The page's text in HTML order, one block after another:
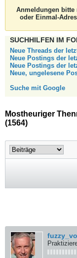
Anmeldungen bitte
oder Einmal-
SUCHHILFEN IM
Neue Threads der
Neue Postings der
Neue Postings der
Neue, ungelesene
Suche mit Google
Mostheuriger
(1564)